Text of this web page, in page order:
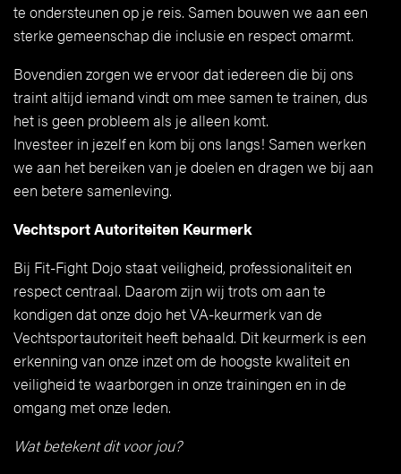
te ondersteunen op je reis. Samen bouwen we aan een
sterke gemeenschap die inclusie en respect omarmt.
Bovendien zorgen we ervoor dat iedereen die bij ons
traint altijd iemand vindt om mee samen te trainen, dus
het is geen probleem als je alleen komt.
Investeer in jezelf en kom bij ons langs! Samen werken
we aan het bereiken van je doelen en dragen we bij aan
een betere samenleving.
Vechtsport Autoriteiten Keurmerk
Bij Fit-Fight Dojo staat veiligheid, professionaliteit en
respect centraal. Daarom zijn wij trots om aan te
kondigen dat onze dojo het VA-keurmerk van de
Vechtsportautoriteit heeft behaald. Dit keurmerk is een
erkenning van onze inzet om de hoogste kwaliteit en
veiligheid te waarborgen in onze trainingen en in de
omgang met onze leden.
Wat betekent dit voor jou?